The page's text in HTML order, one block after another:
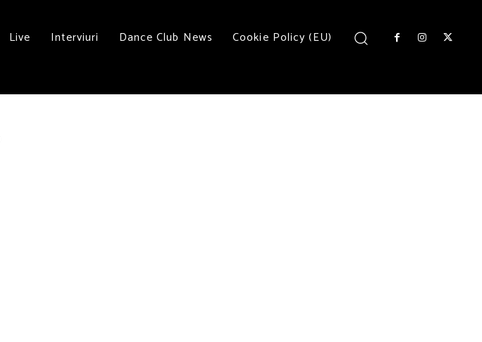
Live Interviuri Dance Club News Cookie Policy (EU)